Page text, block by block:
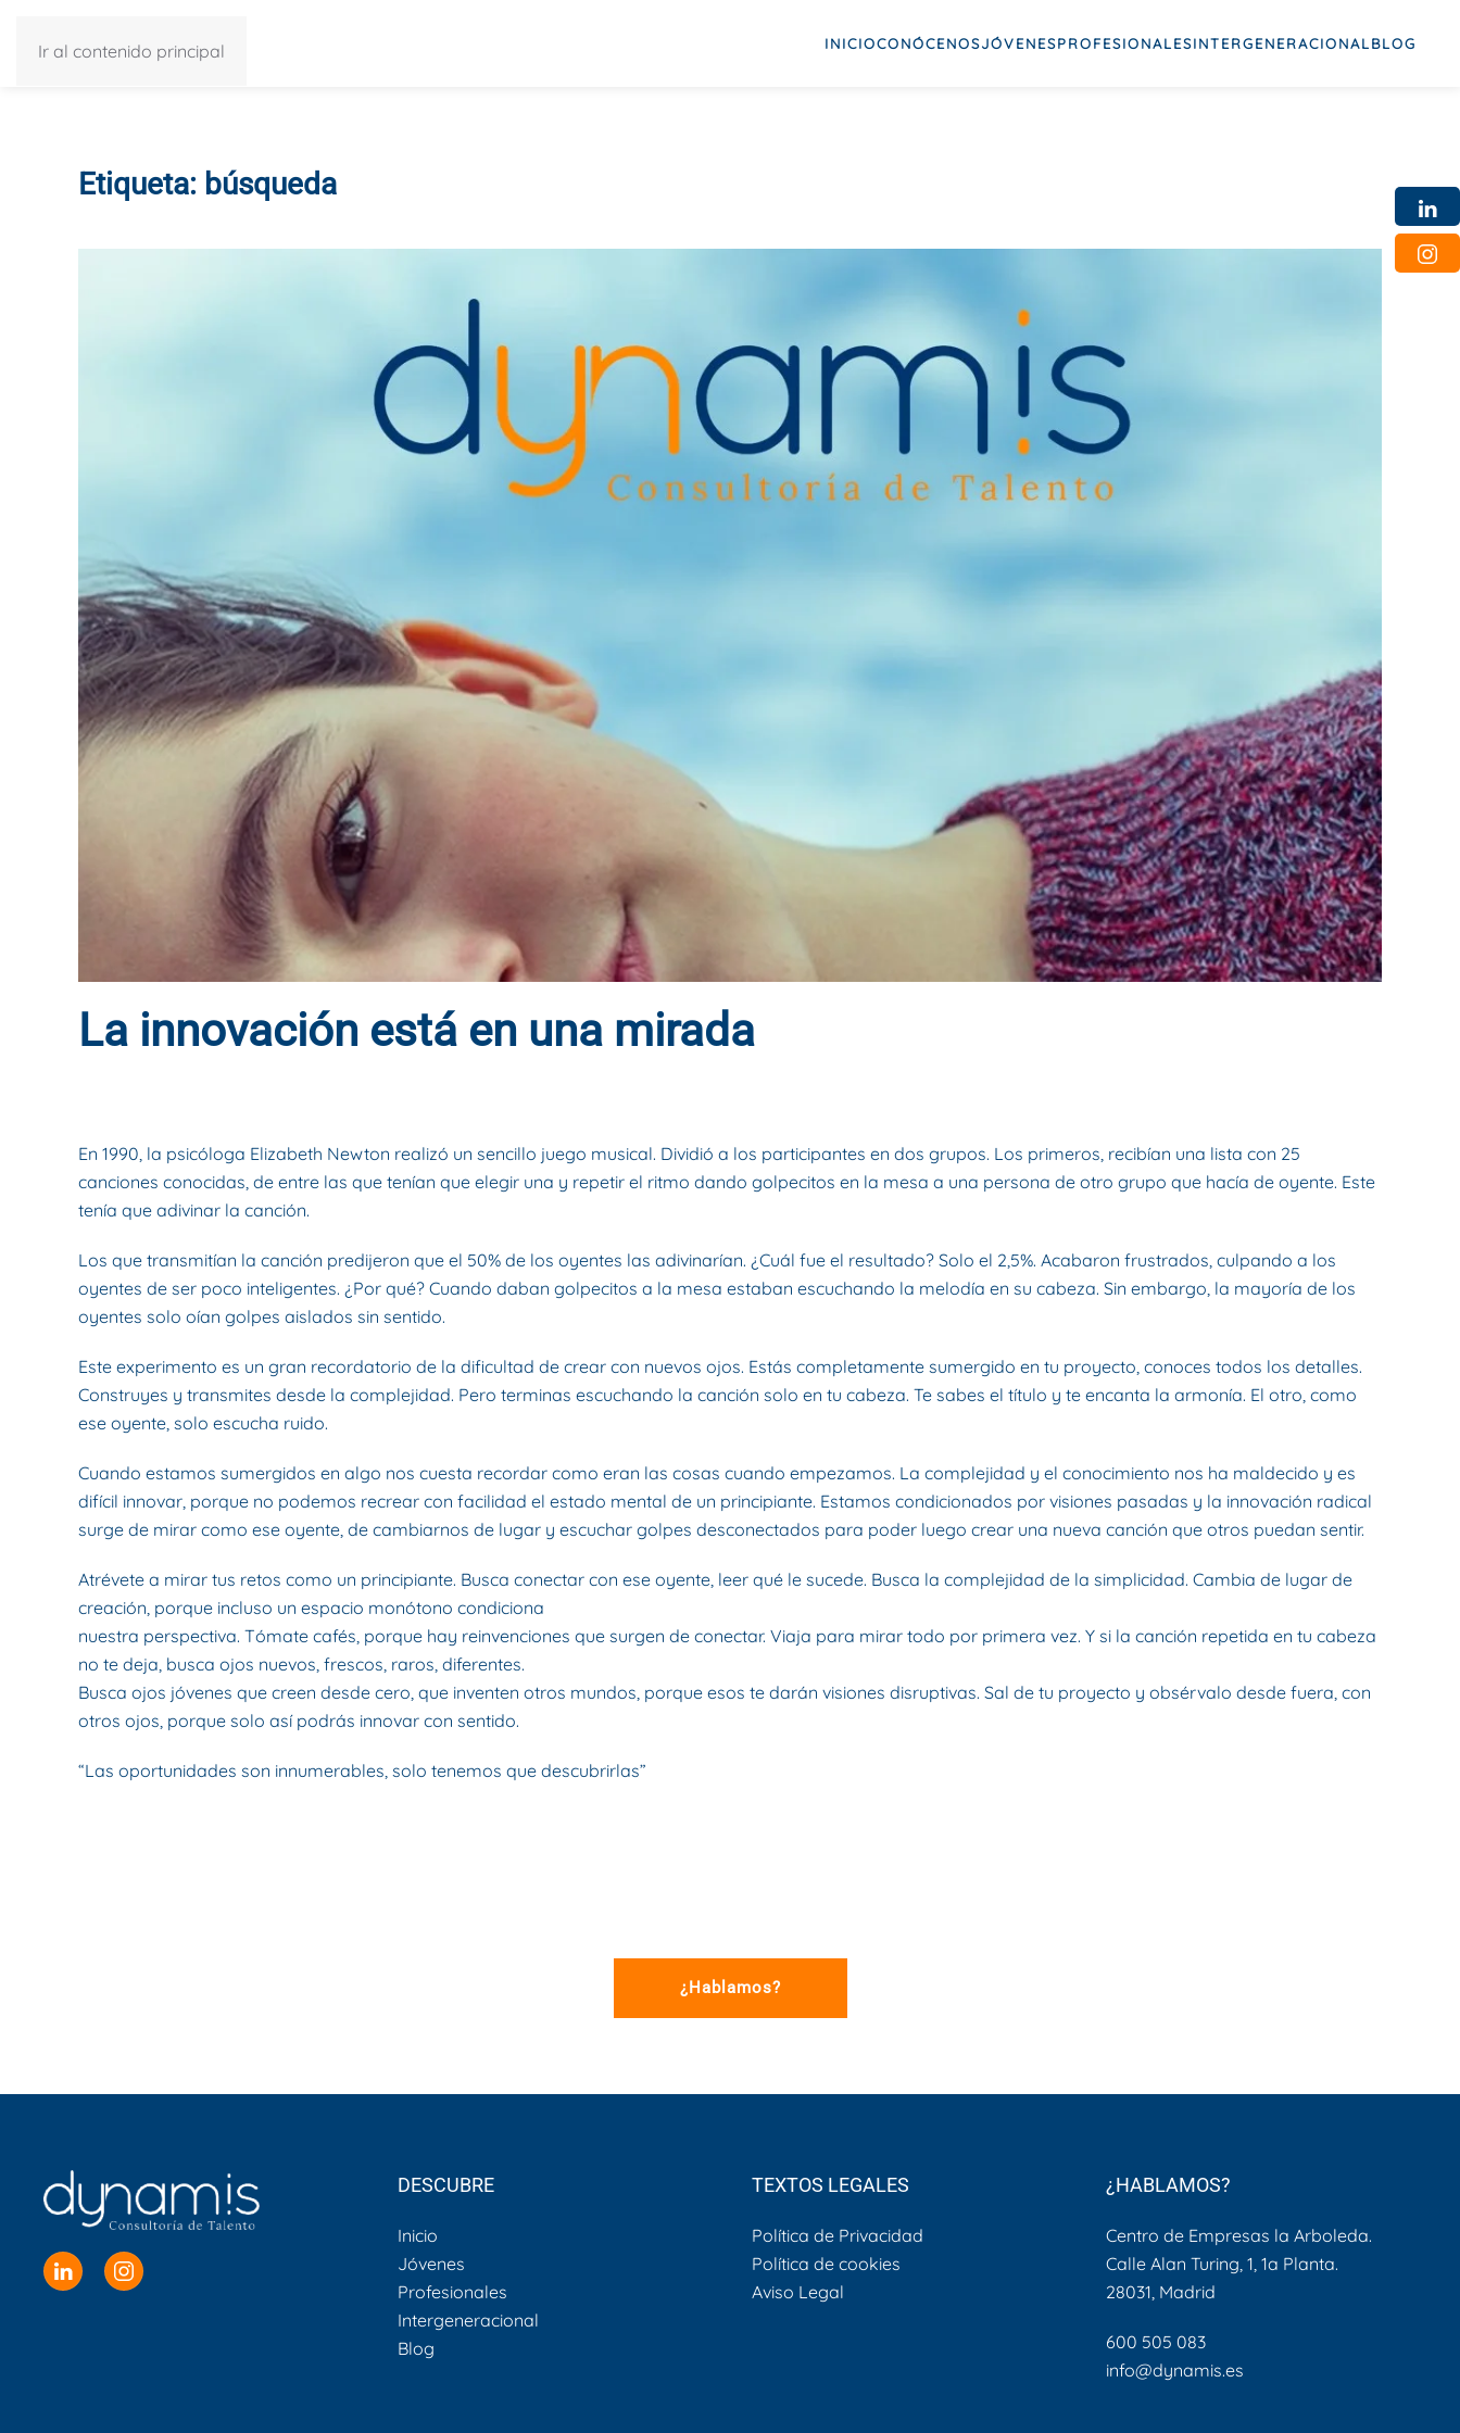
Ir al contenido principal INICIOCONÓCENOSJÓVENESPROFESIONALESINTERGENERACIONALBLOG
Etiqueta: búsqueda
La innovación está en una mirada
En 1990, la psicóloga Elizabeth Newton realizó un sencillo juego musical. Dividió a los participantes en dos grupos. Los primeros, recibían una lista con 25
canciones conocidas, de entre las que tenían que elegir una y repetir el ritmo dando golpecitos en la mesa a una persona de otro grupo que hacía de oyente. Este
tenía que adivinar la canción.
Los que transmitían la canción predijeron que el 50% de los oyentes las adivinarían. ¿Cuál fue el resultado? Solo el 2,5%. Acabaron frustrados, culpando a los
oyentes de ser poco inteligentes. ¿Por qué? Cuando daban golpecitos a la mesa estaban escuchando la melodía en su cabeza. Sin embargo, la mayoría de los
oyentes solo oían golpes aislados sin sentido.
Este experimento es un gran recordatorio de la dificultad de crear con nuevos ojos. Estás completamente sumergido en tu proyecto, conoces todos los detalles.
Construyes y transmites desde la complejidad. Pero terminas escuchando la canción solo en tu cabeza. Te sabes el título y te encanta la armonía. El otro, como
ese oyente, solo escucha ruido.
Cuando estamos sumergidos en algo nos cuesta recordar como eran las cosas cuando empezamos. La complejidad y el conocimiento nos ha maldecido y es
difícil innovar, porque no podemos recrear con facilidad el estado mental de un principiante. Estamos condicionados por visiones pasadas y la innovación radical
surge de mirar como ese oyente, de cambiarnos de lugar y escuchar golpes desconectados para poder luego crear una nueva canción que otros puedan sentir.
Atrévete a mirar tus retos como un principiante. Busca conectar con ese oyente, leer qué le sucede. Busca la complejidad de la simplicidad. Cambia de lugar de
creación, porque incluso un espacio monótono condiciona
nuestra perspectiva. Tómate cafés, porque hay reinvenciones que surgen de conectar. Viaja para mirar todo por primera vez. Y si la canción repetida en tu cabeza
no te deja, busca ojos nuevos, frescos, raros, diferentes.
Busca ojos jóvenes que creen desde cero, que inventen otros mundos, porque esos te darán visiones disruptivas. Sal de tu proyecto y obsérvalo desde fuera, con
otros ojos, porque solo así podrás innovar con sentido.
“Las oportunidades son innumerables, solo tenemos que descubrirlas”
¿Hablamos?
DESCUBRE
Inicio
Jóvenes
Profesionales
Intergeneracional
Blog
TEXTOS LEGALES
Política de Privacidad
Política de cookies
Aviso Legal
¿HABLAMOS?
Centro de Empresas la Arboleda.
Calle Alan Turing, 1, 1a Planta.
28031, Madrid
600 505 083
info@dynamis.es